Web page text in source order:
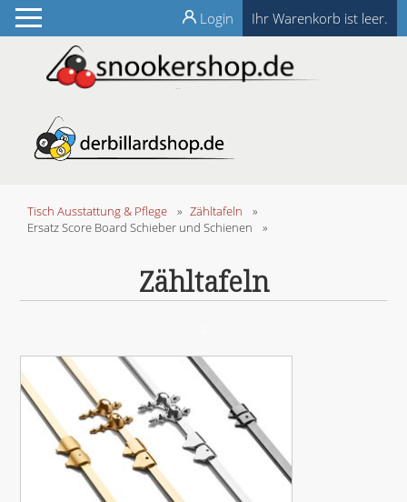
Ihr Warenkorb ist leer.
Login
Tisch Ausstattung & Pflege » Zähltafeln
»
Ersatz Score Board Schieber und Schienen
»
Zähltafeln